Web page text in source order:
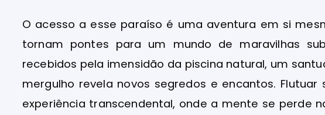
O acesso a esse paraíso é uma aventura em si
tornam pontes para um mundo de maravilhas
recebidos pela imensidão da piscina natural, um
mergulho revela novos segredos e encantos.
experiência transcendental, onde a mente se perde